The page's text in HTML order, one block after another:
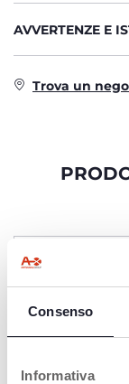
Consenso
Informativa
AVVERTENZE E
Trova un